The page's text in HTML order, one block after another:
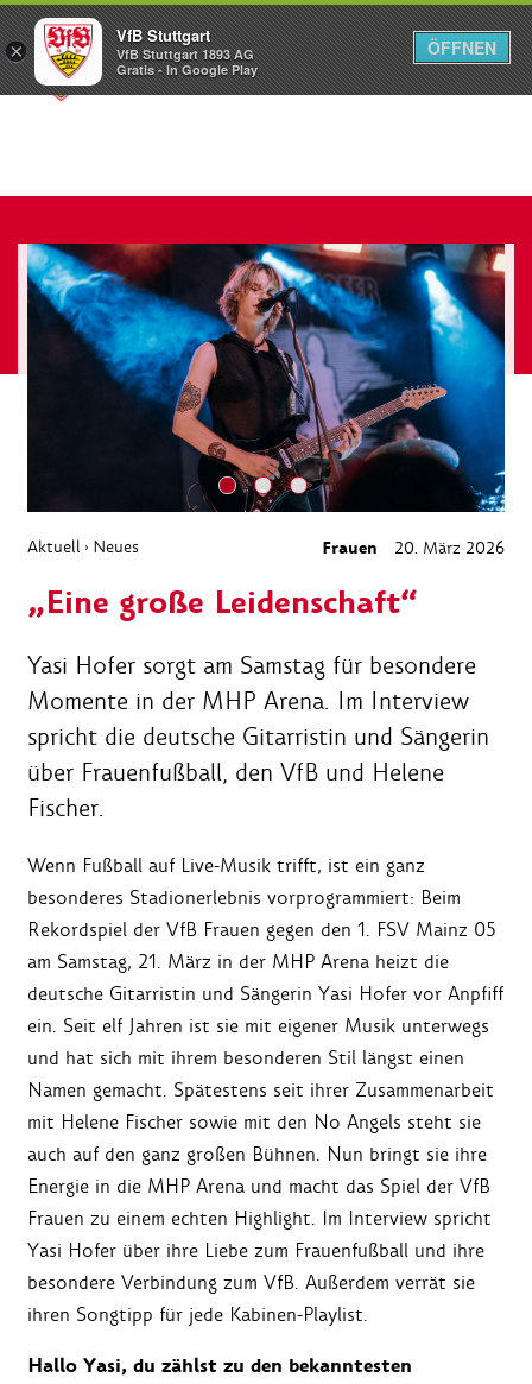
Menü
Aktuell › Neues Frauen 20. März 2026
„Eine große Leidenschaft“
Yasi Hofer sorgt am Samstag für besondere
Momente in der MHP Arena. Im Interview
spricht die deutsche Gitarristin und Sängerin
über Frauenfußball, den VfB und Helene
Fischer.
Wenn Fußball auf Live-Musik trifft, ist ein ganz
besonderes Stadionerlebnis vorprogrammiert: Beim
Rekordspiel der VfB Frauen gegen den 1. FSV Mainz 05
am Samstag, 21. März in der MHP Arena heizt die
deutsche Gitarristin und Sängerin Yasi Hofer vor Anpfiff
ein. Seit elf Jahren ist sie mit eigener Musik unterwegs
und hat sich mit ihrem besonderen Stil längst einen
Namen gemacht. Spätestens seit ihrer Zusammenarbeit
mit Helene Fischer sowie mit den No Angels steht sie
auch auf den ganz großen Bühnen. Nun bringt sie ihre
Energie in die MHP Arena und macht das Spiel der VfB
Frauen zu einem echten Highlight. Im Interview spricht
Yasi Hofer über ihre Liebe zum Frauenfußball und ihre
besondere Verbindung zum VfB. Außerdem verrät sie
ihren Songtipp für jede Kabinen-Playlist.
Hallo Yasi, du zählst zu den bekanntesten
×
VfB Stuttgart
VfB Stuttgart 1893 AG
Gratis - In Google Play
ÖFFNEN